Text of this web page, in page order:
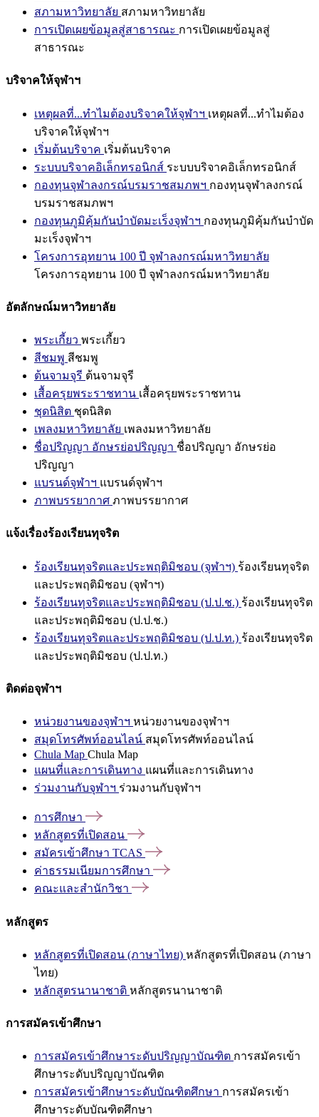
สภามหาวิทยาลัย สภามหาวิทยาลัย
การเปิดเผยข้อมูลสู่สาธารณะ การเปิดเผยข้อมูลสู่
สาธารณะ
บริจาคให้จุฬาฯ
เหตุผลที่...ทำไมต้องบริจาคให้จุฬาฯ เหตุผลที่...ทำไมต้อง
บริจาคให้จุฬาฯ
เริ่มต้นบริจาค เริ่มต้นบริจาค
ระบบบริจาคอิเล็กทรอนิกส์ ระบบบริจาคอิเล็กทรอนิกส์
กองทุนจุฬาลงกรณ์บรมราชสมภพฯ กองทุนจุฬาลงกรณ์
บรมราชสมภพฯ
กองทุนภูมิคุ้มกันบำบัดมะเร็งจุฬาฯ กองทุนภูมิคุ้มกันบำบัด
มะเร็งจุฬาฯ
โครงการอุทยาน 100 ปี จุฬาลงกรณ์มหาวิทยาลัย
โครงการอุทยาน 100 ปี จุฬาลงกรณ์มหาวิทยาลัย
อัตลักษณ์มหาวิทยาลัย
พระเกี้ยว พระเกี้ยว
สีชมพู สีชมพู
ต้นจามจุรี ต้นจามจุรี
เสื้อครุยพระราชทาน เสื้อครุยพระราชทาน
ชุดนิสิต ชุดนิสิต
เพลงมหาวิทยาลัย เพลงมหาวิทยาลัย
ชื่อปริญญา อักษรย่อปริญญา ชื่อปริญญา อักษรย่อ
ปริญญา
แบรนด์จุฬาฯ แบรนด์จุฬาฯ
ภาพบรรยากาศ ภาพบรรยากาศ
แจ้งเรื่องร้องเรียนทุจริต
ร้องเรียนทุจริตและประพฤติมิชอบ (จุฬาฯ) ร้องเรียนทุจริต
และประพฤติมิชอบ (จุฬาฯ)
ร้องเรียนทุจริตและประพฤติมิชอบ (ป.ป.ช.) ร้องเรียนทุจริต
และประพฤติมิชอบ (ป.ป.ช.)
ร้องเรียนทุจริตและประพฤติมิชอบ (ป.ป.ท.) ร้องเรียนทุจริต
และประพฤติมิชอบ (ป.ป.ท.)
ติดต่อจุฬาฯ
หน่วยงานของจุฬาฯ หน่วยงานของจุฬาฯ
สมุดโทรศัพท์ออนไลน์ สมุดโทรศัพท์ออนไลน์
Chula Map Chula Map
แผนที่และการเดินทาง แผนที่และการเดินทาง
ร่วมงานกับจุฬาฯ ร่วมงานกับจุฬาฯ
การศึกษา
หลักสูตรที่เปิดสอน
สมัครเข้าศึกษา TCAS
ค่าธรรมเนียมการศึกษา
คณะและสำนักวิชา
หลักสูตร
หลักสูตรที่เปิดสอน (ภาษาไทย) หลักสูตรที่เปิดสอน (ภาษา
ไทย)
หลักสูตรนานาชาติ หลักสูตรนานาชาติ
การสมัครเข้าศึกษา
การสมัครเข้าศึกษาระดับปริญญาบัณฑิต การสมัครเข้า
ศึกษาระดับปริญญาบัณฑิต
การสมัครเข้าศึกษาระดับบัณฑิตศึกษา การสมัครเข้า
ศึกษาระดับบัณฑิตศึกษา